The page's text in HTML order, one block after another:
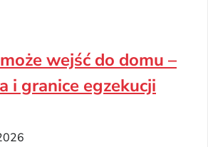
wejść do domu –
i granice egzekucji